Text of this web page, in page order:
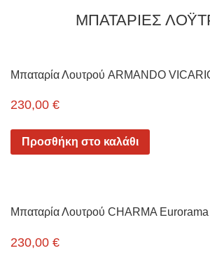
ΜΠΑΤΑΡΊΕΣ
Μπαταρία Λουτρού ARMANDO
230,00 €
Προσθήκη στο καλάθι
Μπαταρία Λουτρού CHARMA Eurorama
230,00 €